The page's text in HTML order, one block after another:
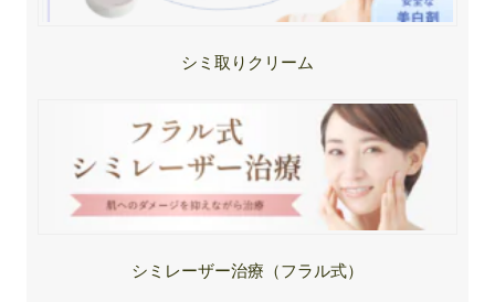
シミ取りクリーム
シミレーザー治療（フラル式）